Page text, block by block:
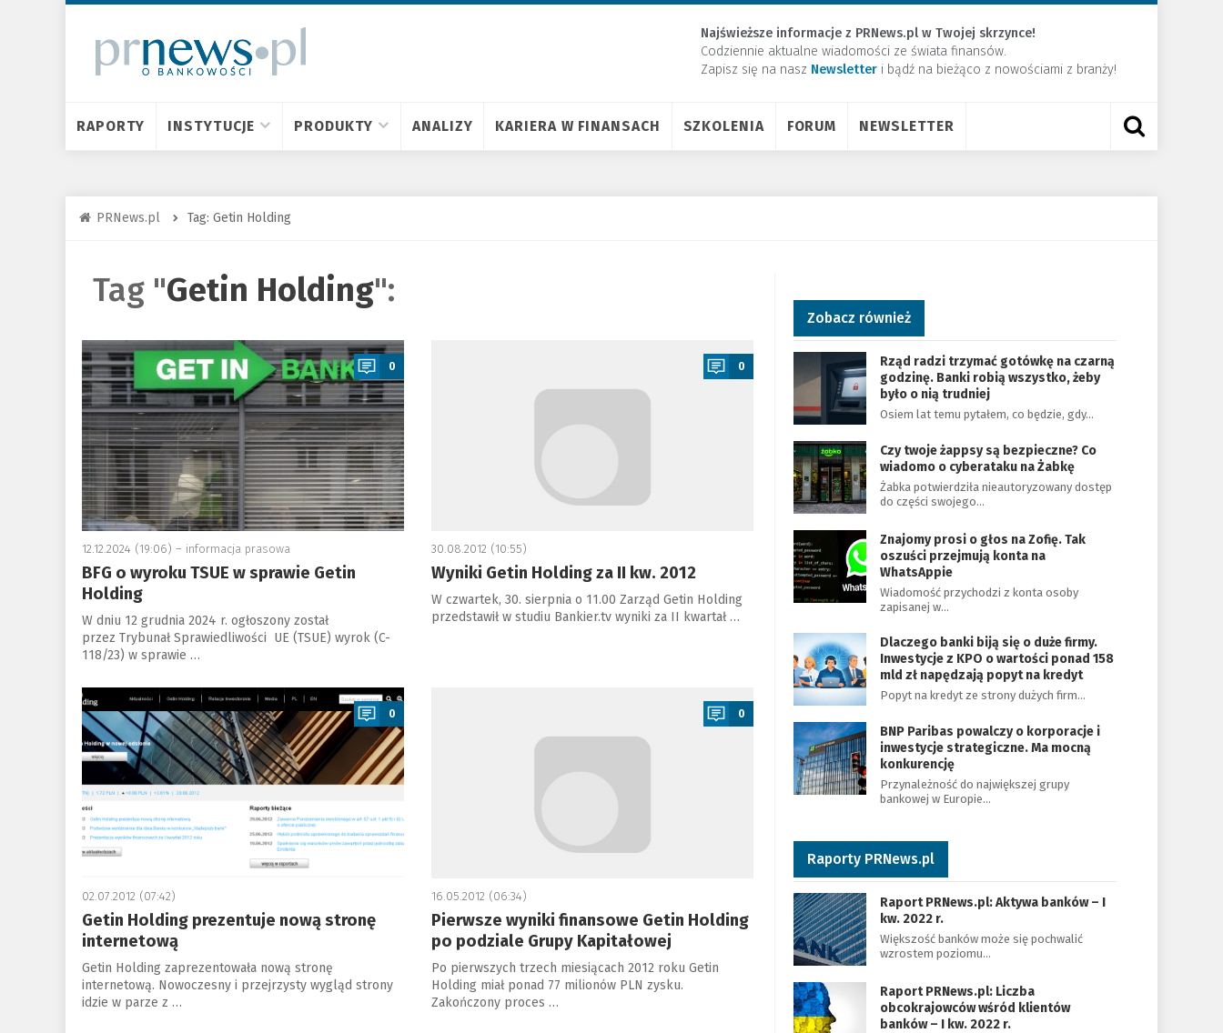
Najświeższe informacje z PRNews.pl w Twojej skrzynce!
Codziennie aktualne wiadomości ze świata finansów.
Zapisz się na nasz Newsletter ​i bądź na bieżąco z nowościami z branży!
RAPORTY INSTYTUCJE PRODUKTY ANALIZY KARIERA W FINANSACH SZKOLENIA FORUM NEWSLETTER
PRNews.pl Tag: Getin Holding
Tag "Getin Holding":
a
0
12.12.2024 (19:06) – informacja prasowa
BFG o wyroku TSUE w sprawie Getin
Holding
W dniu 12 grudnia 2024 r. ogłoszony został
przez Trybunał Sprawiedliwości UE (TSUE) wyrok (C-
118/23) w sprawie …
0
30.08.2012 (10:55)
Wyniki Getin Holding za II kw. 2012
W czwartek, 30. sierpnia o 11.00 Zarząd Getin Holding
przedstawił w studiu Bankier.tv wyniki za II kwartał …
a
0
02.07.2012 (07:42)
Getin Holding prezentuje nową stronę
internetową
Getin Holding zaprezentowała nową stronę
internetową. Nowoczesny i przejrzysty wygląd strony
idzie w parze z …
0
16.05.2012 (06:34)
Pierwsze wyniki finansowe Getin Holding
po podziale Grupy Kapitałowej
Po pierwszych trzech miesiącach 2012 roku Getin
Holding miał ponad 77 milionów PLN zysku.
Zakończony proces …
Zobacz również
Rząd radzi trzymać gotówkę na czarną
godzinę. Banki robią wszystko, żeby
było o nią trudniej
Osiem lat temu pytałem, co będzie, gdy…
Czy twoje żappsy są bezpieczne? Co
wiadomo o cyberataku na Żabkę
Żabka potwierdziła nieautoryzowany dostęp
do części swojego…
Znajomy prosi o głos na Zofię. Tak
oszuści przejmują konta na
WhatsAppie
Wiadomość przychodzi z konta osoby
zapisanej w…
Dlaczego banki biją się o duże firmy.
Inwestycje z KPO o wartości ponad 158
mld zł napędzają popyt na kredyt
Popyt na kredyt ze strony dużych firm…
BNP Paribas powalczy o korporacje i
inwestycje strategiczne. Ma mocną
konkurencję
Przynależność do największej grupy
bankowej w Europie…
Raporty PRNews.pl
Raport PRNews.pl: Aktywa banków – I
kw. 2022 r.
Większość banków może się pochwalić
wzrostem poziomu…
Raport PRNews.pl: Liczba
obcokrajowców wśród klientów
banków – I kw. 2022 r.